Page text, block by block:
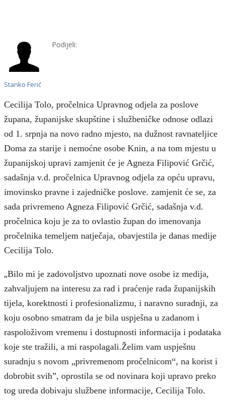
Stanko Ferić
Podijeli:
Cecilija Tolo, pročelnica Upravnog odjela za poslove
župana, županijske skupštine i službeničke odnose odlazi
od 1. srpnja na novo radno mjesto, na dužnost ravnateljice
Doma za starije i nemoćne osobe Knin, a na tom mjestu u
županijskoj upravi zamjenit će je Agneza Filipović Grčić,
sadašnja v.d. pročelnica Upravnog odjela za opću upravu,
imovinsko pravne i zajedničke poslove. zamjenit će se, za
sada privremeno Agneza Filipović Grčić, sadašnja v.d.
pročelnica koju je za to ovlastio župan do imenovanja
pročelnika temeljem natječaja, obavjestila je danas medije
Cecilija Tolo.
„Bilo mi je zadovoljstvo upoznati nove osobe iz medija,
zahvaljujem na interesu za rad i praćenje rada županijskih
tijela, korektnosti i profesionalizmu, i naravno suradnji, za
koju osobno smatram da je bila uspješna u zadanom i
raspoloživom vremenu i dostupnosti informacija i podataka
koje ste tražili, a mi raspolagali.Želim vam uspješnu
suradnju s novom „privremenom pročelnicom“, na korist i
dobrobit svih”, oprostila se od novinara koji upravo preko
tog ureda dobivaju službene informacije, Cecilija Tolo.